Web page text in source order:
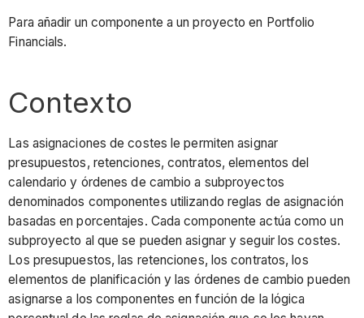
Para añadir un componente a un proyecto en Portfolio
Financials.
Contexto
Las asignaciones de costes le permiten asignar
presupuestos, retenciones, contratos, elementos del
calendario y órdenes de cambio a subproyectos
denominados componentes utilizando reglas de asignación
basadas en porcentajes. Cada componente actúa como un
subproyecto al que se pueden asignar y seguir los costes.
Los presupuestos, las retenciones, los contratos, los
elementos de planificación y las órdenes de cambio pueden
asignarse a los componentes en función de la lógica